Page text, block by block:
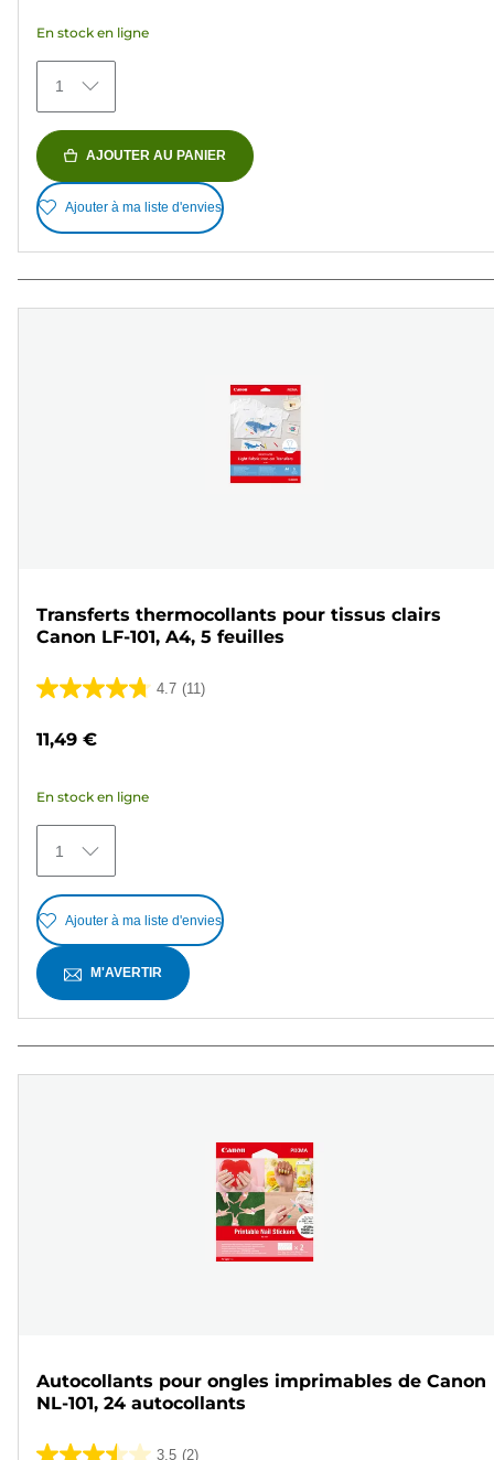
150
avis
En stock en ligne
1
AJOUTER AU PANIER
Ajouter à ma liste d'envies
Transferts thermocollants pour tissus clairs
Canon LF-101, A4, 5 feuilles
4.7 (11)
4.7
11
avis
11,49 €
En stock en ligne
1
Ajouter à ma liste d'envies
M'AVERTIR
Autocollants pour ongles imprimables de Canon
NL-101, 24 autocollants
3.5 (2)